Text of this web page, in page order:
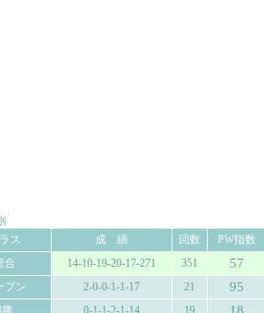
ス 成 績 回数
PW指数
合
14-10-19-20-17-271 351 57
プン 2-0-0-1-1-17 21 95
勝 0-1-1-2-1-14 19